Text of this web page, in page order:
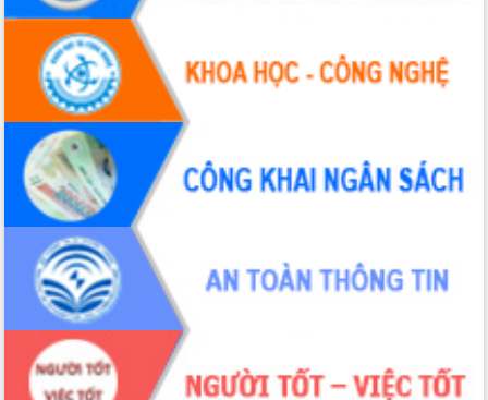
nhanh tiến độ các dự án trọng điểm
trong Khu kinh tế Nam Phú Yên
Hòn Yến phát triển du lịch gắn với bảo
tồn biển
Lấy ý kiến điều chỉnh Quy hoạch tỉnh
Đắk Lắk thời kỳ 2021-2030, tầm nhìn
đến năm 2050
Phát động chiến dịch 30 ngày đêm
giải phóng mặt bằng Tuyến đường bộ
ven biển
Đắk Lắk nỗ lực thúc đẩy tăng trưởng
kinh tế từ 10% trở lên trong Quý
II/2026
Đắk Lắk ký kết thỏa thuận hợp tác về
chuyển đổi số giai đoạn 2026 – 2030
với Tập đoàn Bưu chính Viễn thông
Việt Nam